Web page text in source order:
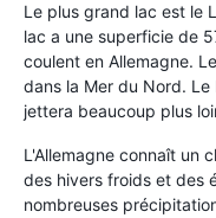
Le plus grand lac est le
lac a une superficie de
coulent en Allemagne.
dans la Mer du Nord.
jettera beaucoup plus
L'Allemagne connaît un
des hivers froids et des
nombreuses